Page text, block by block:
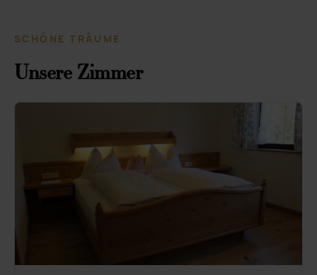
SCHÖNE TRÄUME
Unsere Zimmer